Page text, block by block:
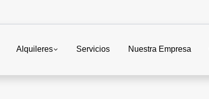
Alquileres Servicios Nuestra Empresa